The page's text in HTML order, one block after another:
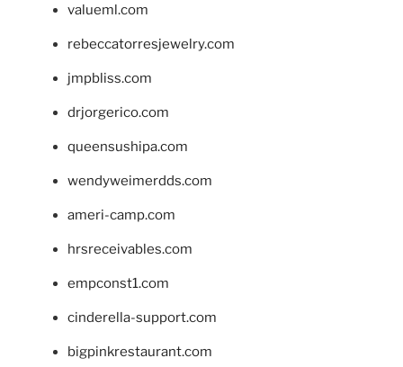
valueml.com
rebeccatorresjewelry.com
jmpbliss.com
drjorgerico.com
queensushipa.com
wendyweimerdds.com
ameri-camp.com
hrsreceivables.com
empconst1.com
cinderella-support.com
bigpinkrestaurant.com